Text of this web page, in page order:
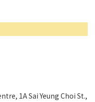
1A Sai Yeung Choi St.,